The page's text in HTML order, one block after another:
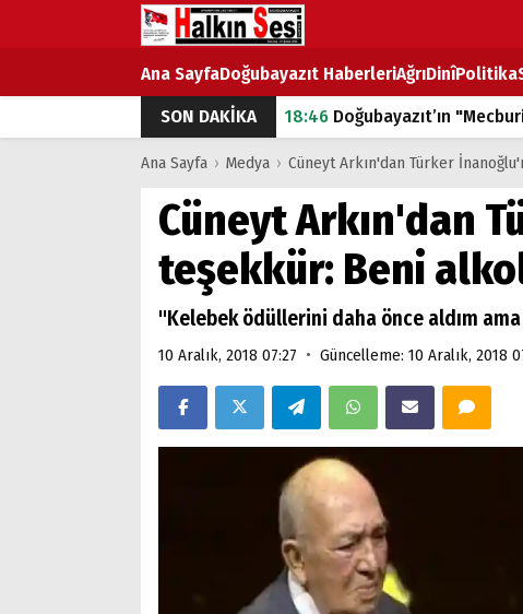
Ana SayfaDoğubayazıt HaberleriAğrıDinîPolitika
SON DAKİKA
18:46 Doğubayazıt’ın
07:53Doğubayazıt’ta Ekmek
07:16
Doğubayazıt'ta
07:00DEVLET ve HÜKÜMET
18:29ÇARŞI CADDESİ YAZ BOZ
Ana Sayfa › Medya › Cüneyt Arkın'dan Türker
Cüneyt Arkın'dan
teşekkür: Beni
"Kelebek ödüllerini daha önce aldım
10 Aralık, 2018 07:27 • Güncelleme: 10 Aralık, 2018